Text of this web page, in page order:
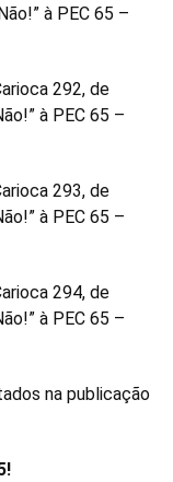
à PEC 65 –
292, de
à PEC 65 –
293, de
à PEC 65 –
294, de
à PEC 65 –
na publicação